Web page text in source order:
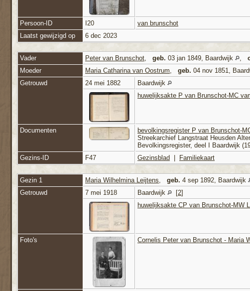
Persoon-ID I20
van brunschot
Laatst gewijzigd op
6 dec 2023
Vader Peter van Brunschot, geb. 03 jan 1849, Baardwijk ,
Moeder
Maria Catharina van Oostrum, geb. 04 nov 1851,
Getrouwd
24 mei 1882
Baardwijk
huwelijksakte P van Brunschot-MC
Documenten
bevolkingsregister P van Brunschot-
Streekarchief Langstraat Heusden
Bevolkingsregister, deel I Baardwijk
Gezins-ID
F47 Gezinsblad Familiekaart
Gezin 1 Maria Wilhelmina Leijtens, geb. 4 sep 1892, Baardwijk
Getrouwd
7 mei 1918 Baardwijk [2]
huwelijksakte CP van Brunschot-MW
Foto's Cornelis Peter van Brunschot - Maria